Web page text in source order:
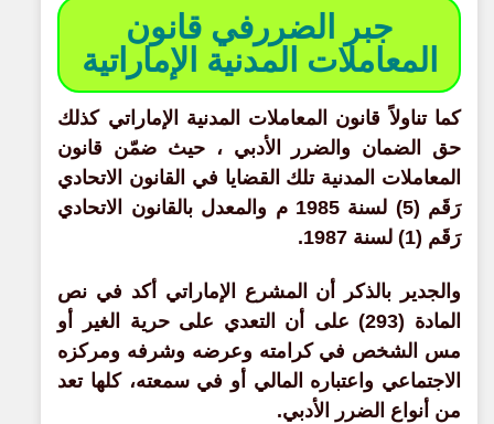
جبر الضررفي قانون
المعاملات المدنية الإماراتية
كما تناولاً قانون المعاملات المدنية الإماراتي كذلك
حق الضمان والضرر الأدبي ، حيث ضمّن قانون
المعاملات المدنية تلك القضايا في القانون الاتحادي
رَقَم (5) لسنة 1985 م والمعدل بالقانون الاتحادي
رَقَم (1) لسنة 1987.
والجدير بالذكر أن المشرع الإماراتي أكد في نص
المادة (293) على أن التعدي على حرية الغير أو
مس الشخص في كرامته وعرضه وشرفه ومركزه
الاجتماعي واعتباره المالي أو في سمعته، كلها تعد
من أنواع الضرر الأدبي.